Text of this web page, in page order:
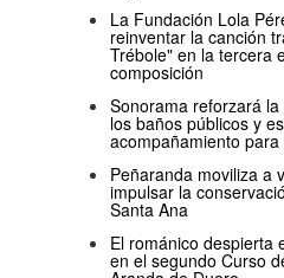
La Fundación Lola
reinventar la canción
Trébole" en la tercera
composición
Sonorama reforzará
los baños públicos y
acompañamiento para
Peñaranda moviliza a
impulsar la
Santa Ana
El románico despierta
en el segundo Curso